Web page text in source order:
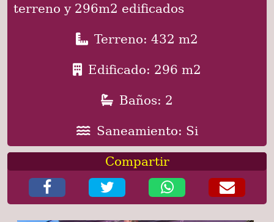
terreno y 296m2 edificados
Terreno: 432 m2
Edificado: 296 m2
Baños: 2
Saneamiento: Si
Compartir